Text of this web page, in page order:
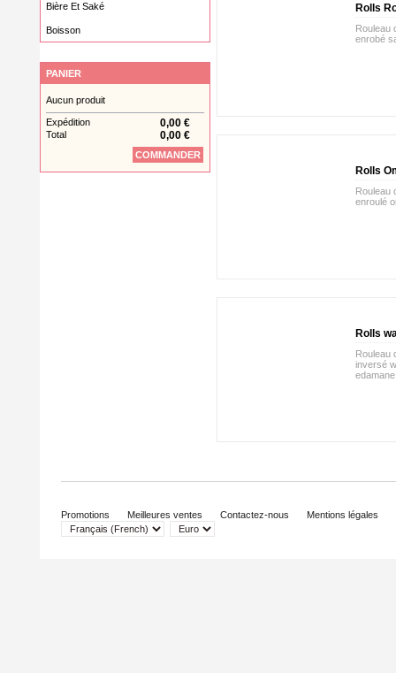
Rolls
Rouleau
enrobé
Rolls
Rouleau
enroulé
Rolls
Rouleau
inversé
edamane
Bière Et Saké
Boisson
PANIER
Aucun produit
Expédition 0,00 €
Total 0,00 €
COMMANDER
Promotions Meilleures ventes Contactez-nous Mentions légales